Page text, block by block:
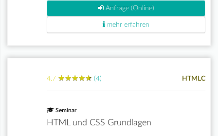
Anfrage (Online)
mehr erfahren
4.7 ★★★★★
★★★★★ (4) HTMLC
Seminar
HTML und CSS Grundlagen